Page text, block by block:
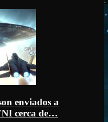
enviados a
cerca de…